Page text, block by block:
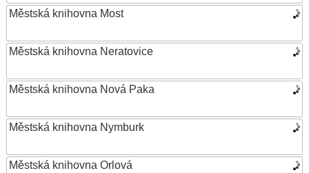
Městská knihovna Most
Městská knihovna Neratovice
Městská knihovna Nová Paka
Městská knihovna Nymburk
Městská knihovna Orlová